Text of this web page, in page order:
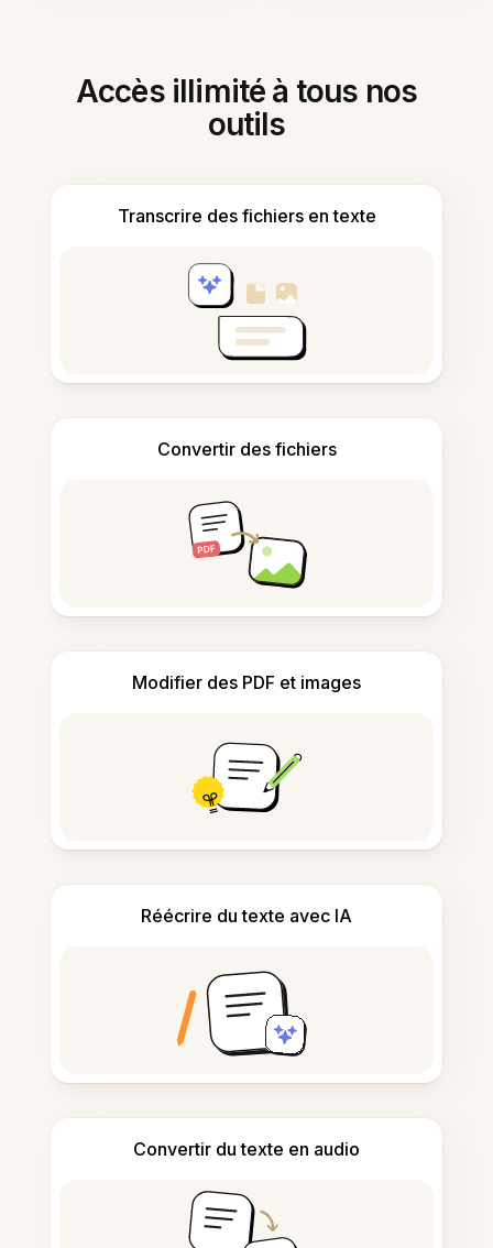
Accès illimité à tous nos
outils
Transcrire des fichiers en texte
Convertir des fichiers
Modifier des PDF et images
Réécrire du texte avec IA
Convertir du texte en audio